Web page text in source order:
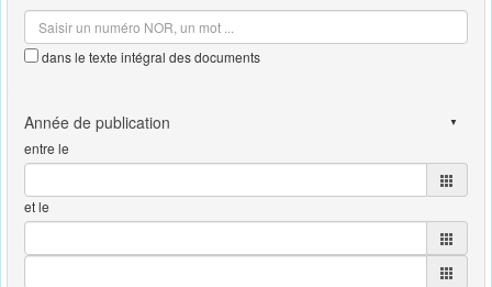
dans le texte intégral des documents
entre le
et le